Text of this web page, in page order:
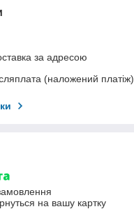
за адресою
(наложений платіж)
на вашу картку